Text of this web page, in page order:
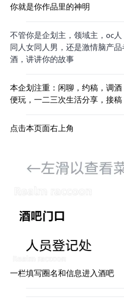
你就是你作品里的神明
不管你是企划主，领域主，oc
同人女同人男，还是激情脑产
酒，讲讲你的故事
本企划注重：闲聊，约稿，调
便玩，一二三次生活分享，接
点击本页面右上角
一栏填写圈名和信息进入酒吧